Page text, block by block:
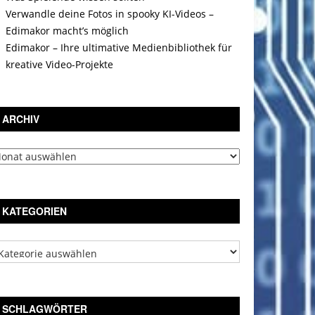
Verwandle deine Fotos in spooky KI-Videos –
Edimakor macht’s möglich
Edimakor – Ihre ultimative Medienbibliothek für
kreative Video-Projekte
ARCHIV
KATEGORIEN
SCHLAGWÖRTER